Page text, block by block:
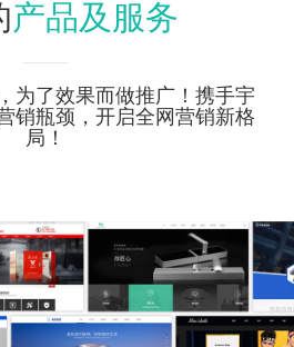
产品及服务
为了效果而做推广！携手宇
销瓶颈，开启全网营销新格
局！